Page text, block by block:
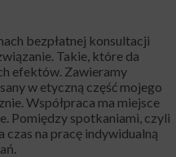
bezpłatnej konsultacji
Takie, które da
efektów. Zawieramy
w etyczną część mojego
Współpraca ma miejsce
Pomiędzy spotkaniami, czyli
czas na pracę indywidualną